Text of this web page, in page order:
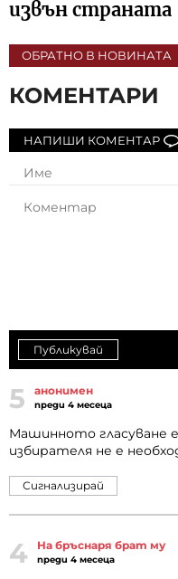
извън страната
ОБРАТНО В НОВИНАТА
КОМЕНТАРИ
НАПИШИ КОМЕНТАР
Публикувай
5 анонимен
преди 4 месеца
Машинното гласуване
избирателя не е
Сигнализирай
4 На бръснаря брат му
преди 4 месеца